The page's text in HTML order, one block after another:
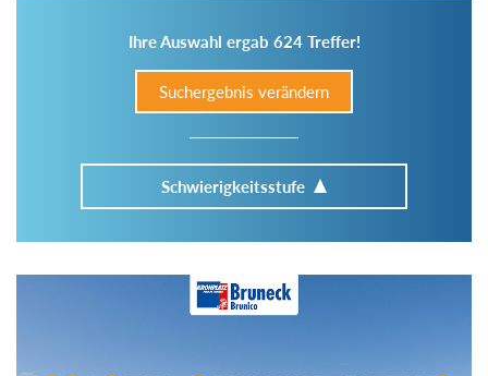
Ihre Auswahl ergab 624 Treffer!
Suchergebnis verändern
Schwierigkeitsstufe
Im Tourenarchiv suchen